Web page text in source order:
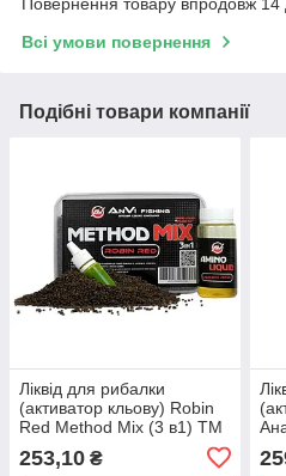
Повернення товару впродовж 14
Всі умови повернення
Подібні товари компанії
Ліквід для рибалки
(активатор кльову) Robin
Red Method Mix (3 в1) ТМ
253,10 ₴
BP